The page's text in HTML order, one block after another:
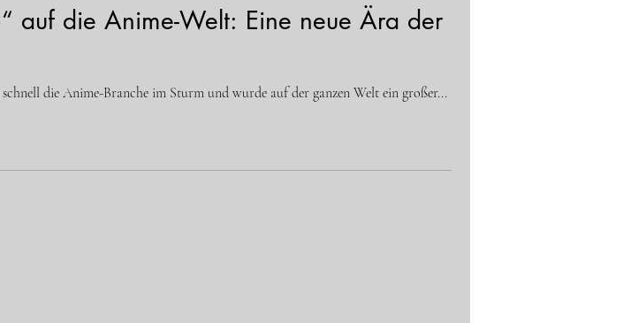
auf die Anime-Welt: Eine neue Ära der
die Anime-Branche im Sturm und wurde auf der ganzen Welt ein großer...